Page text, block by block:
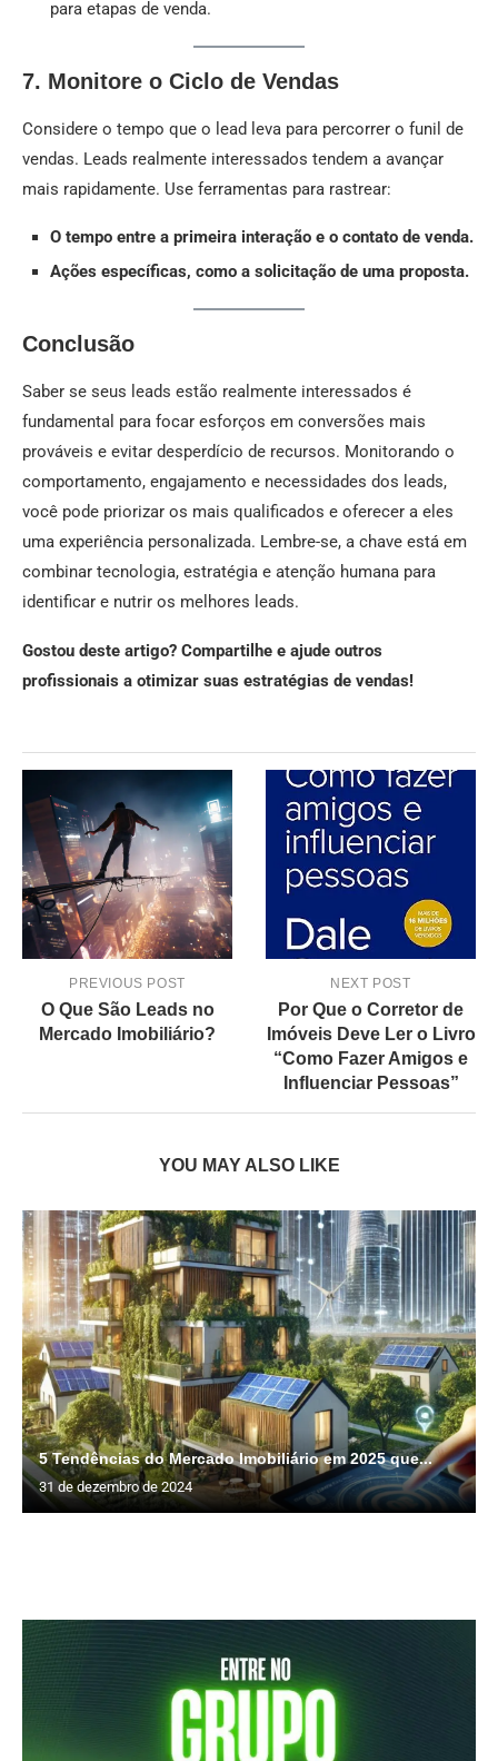
para etapas de venda.
7. Monitore o Ciclo de Vendas
Considere o tempo que o lead leva para percorrer o funil de
vendas. Leads realmente interessados tendem a avançar
mais rapidamente. Use ferramentas para rastrear:
O tempo entre a primeira interação e o contato de venda.
Ações específicas, como a solicitação de uma proposta.
Conclusão
Saber se seus leads estão realmente interessados é
fundamental para focar esforços em conversões mais
prováveis e evitar desperdício de recursos. Monitorando o
comportamento, engajamento e necessidades dos leads,
você pode priorizar os mais qualificados e oferecer a eles
uma experiência personalizada. Lembre-se, a chave está em
combinar tecnologia, estratégia e atenção humana para
identificar e nutrir os melhores leads.
Gostou deste artigo? Compartilhe e ajude outros
profissionais a otimizar suas estratégias de vendas!
PREVIOUS POST
O Que São Leads no
Mercado Imobiliário?
NEXT POST
Por Que o Corretor de
Imóveis Deve Ler o Livro
“Como Fazer Amigos e
Influenciar Pessoas”
YOU MAY ALSO LIKE
5 Tendências do Mercado Imobiliário em 2025 que...
31 de dezembro de 2024